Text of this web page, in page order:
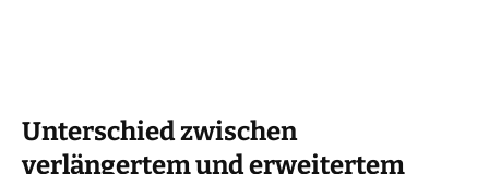
Unterschied zwischen
verlängertem und erweitertem